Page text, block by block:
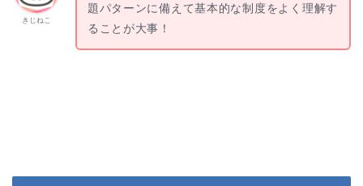
きじねこ
題パターンに備えて基本的な制度をよく理解す
ることが大事！